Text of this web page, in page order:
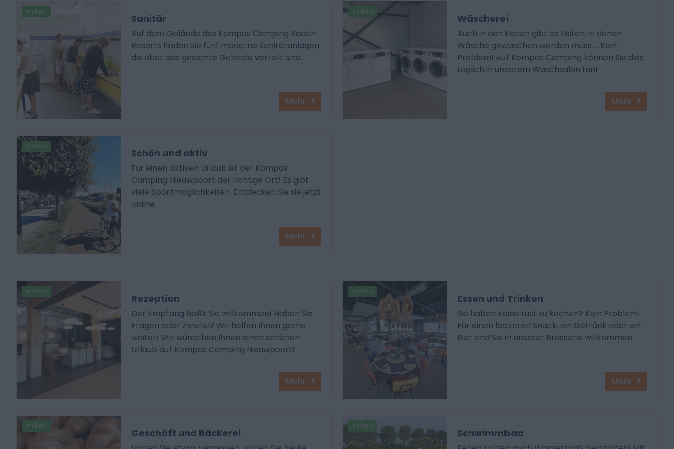
Im Park
Sanitär
Auf dem Gelände des Kompas Camping Beach
Resorts finden Sie fünf moderne Sanitäranlagen,
die über das gesamte Gelände verteilt sind.
Mehr
Im Park
Wäscherei
Auch in den Ferien gibt es Zeiten, in denen
Wäsche gewaschen werden muss ... Kein
Problem! Auf Kompas Camping können Sie dies
täglich in unserem Waschsalon tun!
Mehr
Im Park
Schön und aktiv
Für einen aktiven Urlaub ist der Kompas
Camping Nieuwpoort der richtige Ort! Es gibt
viele Sportmöglichkeiten. Entdecken Sie sie jetzt
online.
Mehr
Im Park
Rezeption
Der Empfang heißt Sie willkommen! Haben Sie
Fragen oder Zweifel? Wir helfen Ihnen gerne
weiter! Wir wünschen Ihnen einen schönen
Urlaub auf Kompas Camping Nieuwpoort!
Mehr
Im Park
Essen und Trinken
Sie haben keine Lust zu kochen? Kein Problem!
Für einen leckeren Snack, ein Getränk oder ein
Bier sind Sie in unserer Brasserie willkommen.
Mehr
Im Park
Geschäft und Bäckerei
Im Park
Schwimmbad